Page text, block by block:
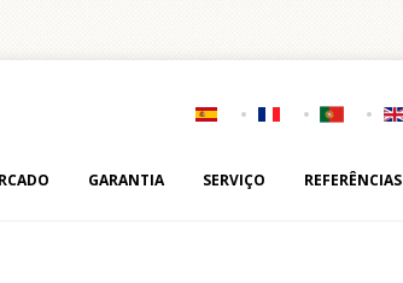
GARANTIA SERVIÇO REFERÊNCIAS